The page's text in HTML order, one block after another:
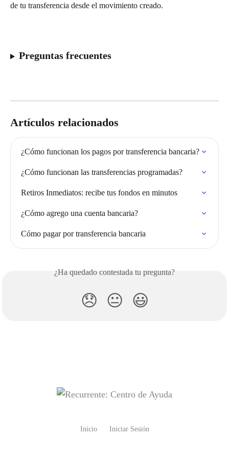
de tu transferencia desde el movimiento creado.
Preguntas frecuentes
Artículos relacionados
¿Cómo funcionan los pagos por transferencia bancaria?
¿Cómo funcionan las transferencias programadas?
Retiros Inmediatos: recibe tus fondos en minutos
¿Cómo agrego una cuenta bancaria?
Cómo pagar por transferencia bancaria
¿Ha quedado contestada tu pregunta?
😞 😐 😃
Inicio Iniciar Sesión